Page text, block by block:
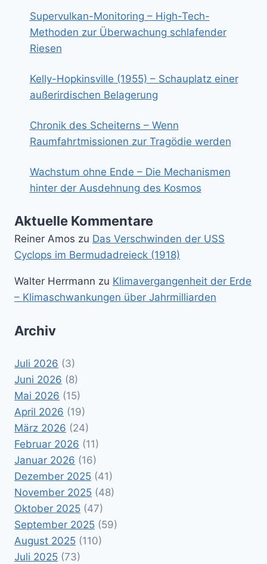
Supervulkan-Monitoring – High-Tech-
Methoden zur Überwachung schlafender
Riesen
Kelly-Hopkinsville (1955) – Schauplatz einer
außerirdischen Belagerung
Chronik des Scheiterns – Wenn
Raumfahrtmissionen zur Tragödie werden
Wachstum ohne Ende – Die Mechanismen
hinter der Ausdehnung des Kosmos
Aktuelle Kommentare
Reiner Amos zu Das Verschwinden der USS
Cyclops im Bermudadreieck (1918)
Walter Herrmann zu Klimavergangenheit der Erde
– Klimaschwankungen über Jahrmilliarden
Archiv
Juli 2026 (3)
Juni 2026 (8)
Mai 2026 (15)
April 2026 (19)
März 2026 (24)
Februar 2026 (11)
Januar 2026 (16)
Dezember 2025 (41)
November 2025 (48)
Oktober 2025 (47)
September 2025 (59)
August 2025 (110)
Juli 2025 (73)